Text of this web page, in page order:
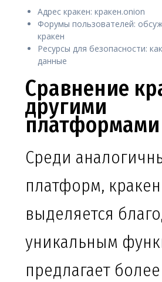
Адрес кракен: кракен.onion
Форумы пользователей:
кракен
Ресурсы для безопасности:
данные
Сравнение
другими
платформами
Среди
платформ, кракен
выделяется
уникальным
предлагает